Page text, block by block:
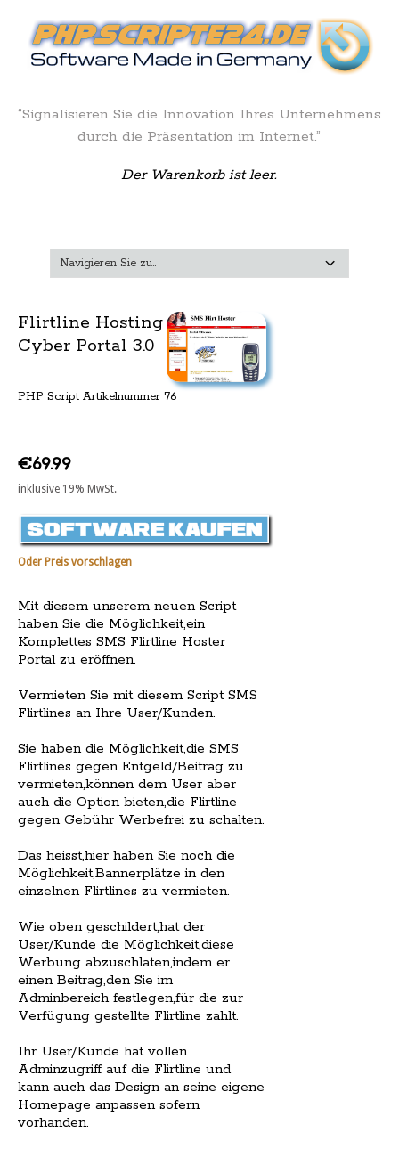
“Signalisieren Sie die Innovation Ihres Unternehmens
durch die Präsentation im Internet.”
Der Warenkorb ist leer.
Flirtline Hosting
Cyber Portal 3.0
PHP Script Artikelnummer 76
€69.99
inklusive 19% MwSt.
Oder Preis vorschlagen
Mit diesem unserem neuen Script
haben Sie die Möglichkeit,ein
Komplettes SMS Flirtline Hoster
Portal zu eröffnen.
Vermieten Sie mit diesem Script SMS
Flirtlines an Ihre User/Kunden.
Sie haben die Möglichkeit,die SMS
Flirtlines gegen Entgeld/Beitrag zu
vermieten,können dem User aber
auch die Option bieten,die Flirtline
gegen Gebühr Werbefrei zu schalten.
Das heisst,hier haben Sie noch die
Möglichkeit,Bannerplätze in den
einzelnen Flirtlines zu vermieten.
Wie oben geschildert,hat der
User/Kunde die Möglichkeit,diese
Werbung abzuschlaten,indem er
einen Beitrag,den Sie im
Adminbereich festlegen,für die zur
Verfügung gestellte Flirtline zahlt.
Ihr User/Kunde hat vollen
Adminzugriff auf die Flirtline und
kann auch das Design an seine eigene
Homepage anpassen sofern
vorhanden.